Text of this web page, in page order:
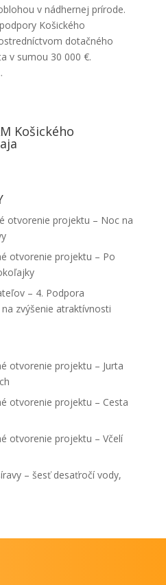
v nádhernej prírode.
Košického
dotačného
v sumou 30 000 €.
Košického
otvorenie projektu – Noc na
otvorenie projektu – Po
– 4. Podpora
zvýšenie atraktívnosti
otvorenie projektu – Jurta
otvorenie projektu – Cesta
otvorenie projektu – Včelí
– šesť desaťročí vody,